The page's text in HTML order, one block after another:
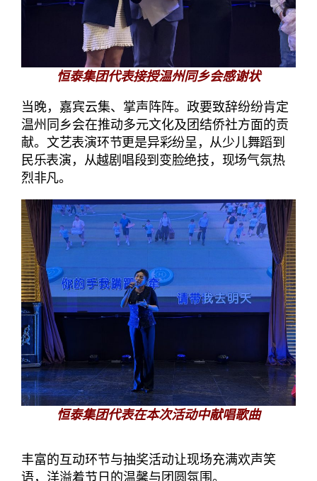
恒泰集团代表接授温州同乡会感谢状
当晚，嘉宾云集、掌声阵阵。政要致辞纷纷肯定
温州同乡会在推动多元文化及团结侨社方面的贡
献。 文艺表演环节更是异彩纷呈，从少儿舞蹈到
民乐表演，从越剧唱段到变脸绝技，现场气氛热
烈非凡。
恒泰集团代表在本次活动中献唱歌曲
丰富的互动环节与抽奖活动让现场充满欢声笑
语，洋溢着节日的温馨与团圆氛围。